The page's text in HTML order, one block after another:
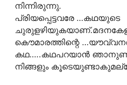
നിന്നിരുന്നു.
പ്രിയപ്പെട്ടവരേ …കഥയുടെ
കൌമാരത്തിന്റെ
കഥ…..കഥപറയാൻ
നിങ്ങളും